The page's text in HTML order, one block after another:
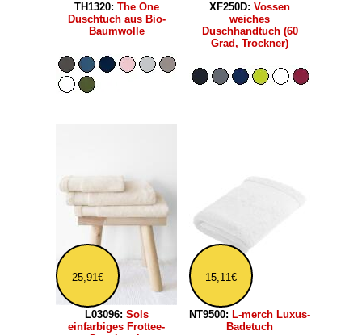
TH1320: The One
Duschtuch aus Bio-
Baumwolle
XF250D: Vossen
weiches
Duschhandtuch (60
Grad, Trockner)
25,91€
L03096: Sols
einfarbiges Frottee-
15,11€
NT9500: L-merch Luxus-
Badetuch